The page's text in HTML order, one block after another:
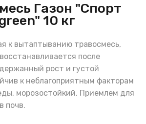
Газон "Спорт
10 кг
к вытаптыванию травосмесь,
после
рост и густой
к неблагоприятным факторам
морозостойкий. Приемлем для
почв.